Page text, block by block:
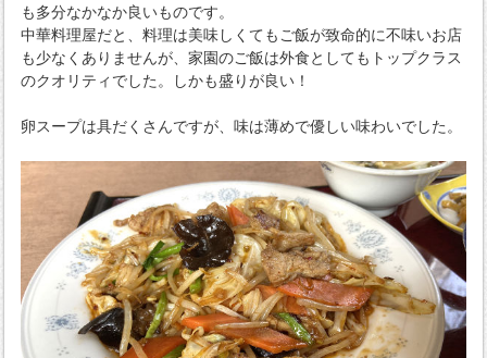
も多分なかなか良いものです。
中華料理屋だと、料理は美味しくてもご飯が致命的に不味いお店
も少なくありませんが、家園のご飯は外食としてもトップクラス
のクオリティでした。しかも盛りが良い！
卵スープは具だくさんですが、味は薄めで優しい味わいでした。